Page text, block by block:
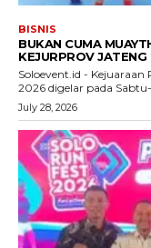
BISNIS
BUKAN CUMA
KEJURPROV
Soloevent.id -
2026 digelar pada
July 28, 2026